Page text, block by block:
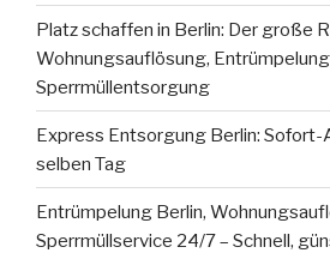
Platz schaffen in Berlin: Der große
Wohnungsauflösung,
Sperrmüllentsorgung
Express Entsorgung Berlin: Sofort-
selben Tag
Entrümpelung Berlin,
Sperrmüllservice 24/7 – Schnell,